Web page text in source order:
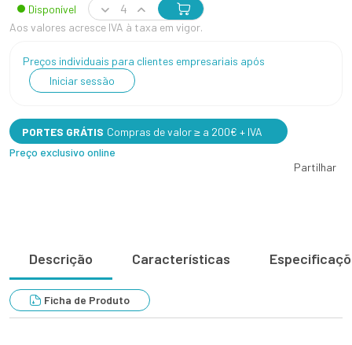
Disponível
Aos valores acresce IVA à taxa em vigor.
Preços individuais para clientes empresariais após
Iniciar sessão
PORTES GRÁTIS Compras de valor ≥ a 200€ + IVA
Preço exclusivo online
Partilhar
Descrição Características
Ficha de Produto